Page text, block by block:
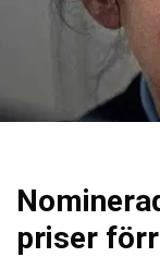
priser